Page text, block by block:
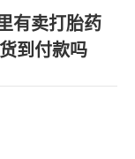
有卖打胎药
到付款吗